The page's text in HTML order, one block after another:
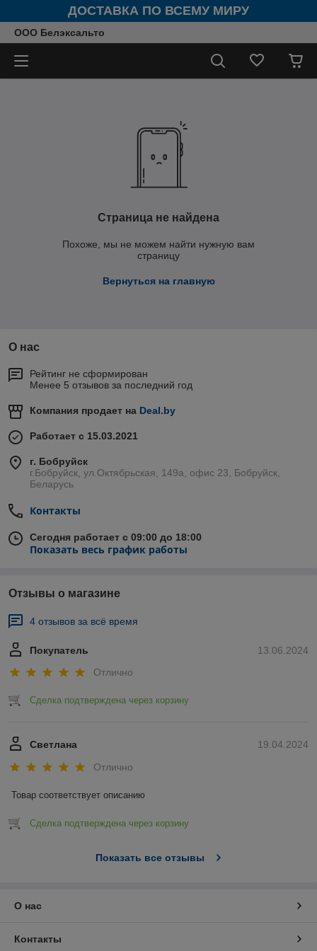
ДОСТАВКА ПО ВСЕМУ МИРУ
ООО Белэксальто
Страница не найдена
Похоже, мы не можем найти нужную вам
страницу
Вернуться на главную
О нас
Рейтинг не сформирован
Менее 5 отзывов за последний год
Компания продает на Deal.by
Работает с 15.03.2021
г. Бобруйск
г.Бобруйск, ул.Октябрьская, 149а, офис 23, Бобруйск,
Беларусь
Контакты
Сегодня работает с 09:00 до 18:00
Показать весь график работы
Отзывы о магазине
4 отзывов за всё время
13.06.2024
Покупатель
Отлично
Сделка подтверждена через корзину
19.04.2024
Светлана
Отлично
Товар соответствует описанию
Сделка подтверждена через корзину
Показать все отзывы
О нас
Контакты